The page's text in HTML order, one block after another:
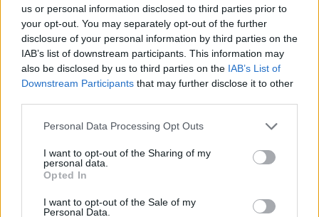
us or personal information disclosed to third parties prior to
your opt-out. You may separately opt-out of the further
disclosure of your personal information by third parties on the
IAB’s list of downstream participants. This information may
also be disclosed by us to third parties on the IAB’s List of
Downstream Participants that may further disclose it to other
Please note that this website/app uses one or more Google
not limited to your visit or usage behaviour. You may click to
grant or deny consent to Google and its third-party tags to
use your data for below specified purposes in below Google
consent section.
Personal Data Processing Opt Outs
I want to opt-out of the Sharing of my
personal data.
Opted In
I want to opt-out of the Sale of my
Personal Data.
Közreműködők:Varga Dénes, Huber Zoltán, Baski
Sándor
applikációban elérhetőek, de aSpotify
-on, az